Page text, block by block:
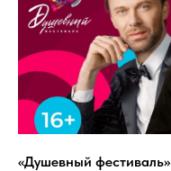
«Душевный фестиваль»